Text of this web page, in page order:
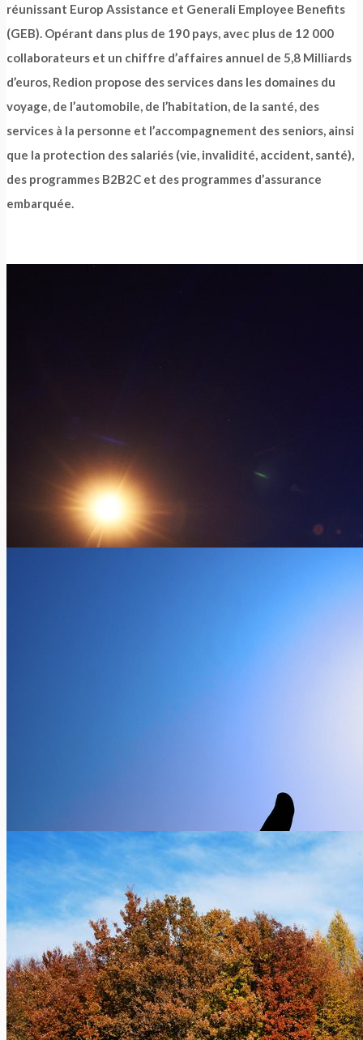
réunissant Europ Assistance et Generali Employee Benefits
(GEB). Opérant dans plus de 190 pays, avec plus de 12 000
collaborateurs et un chiffre d’affaires annuel de 5,8 Milliards
d’euros, Redion propose des services dans les domaines du
voyage, de l’automobile, de l’habitation, de la santé, des
services à la personne et l’accompagnement des seniors, ainsi
que la protection des salariés (vie, invalidité, accident, santé),
des programmes B2B2C et des programmes d’assurance
embarquée.
Les avions des neiges 2016 d’Europ Assistance
Les “Avions des neiges” Samedi 13 février 2016, Europ
Assistance a rapatrié 47 personnes vers la Belgique à bord de
deux...